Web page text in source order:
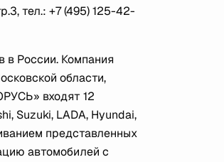
тел.: +7 (495) 125-42-
в России. Компания
области,
входят 12
Suzuki, LADA, Hyundai,
представленных
автомобилей с